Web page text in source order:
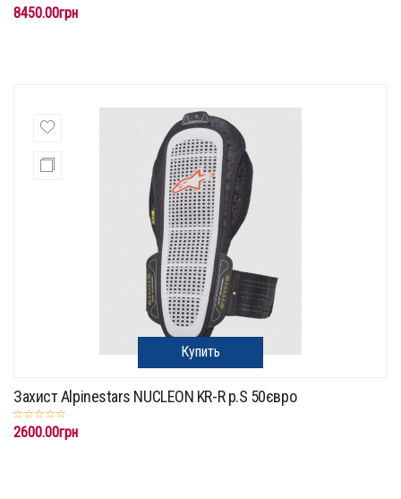
8450.00грн
Купить
Захист Alpinestars NUCLEON KR-R p.S 50євро
2600.00грн